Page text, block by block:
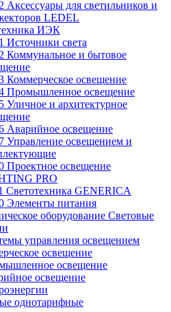
Аксессуары для светильников и
LEDEL
ИЭК
Источники света
Коммунальное и бытовое
Коммерческое освещение
Промышленное освещение
Уличное и архитектурное
Аварийное освещение
Управление освещением и
Проектное освещение
PRO
Светотехника GENERICA
Элементы питания
оборудование Световые
управления освещением
освещение
освещение
освещение
однотарифные